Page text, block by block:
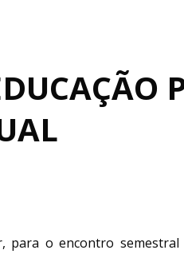
para o encontro